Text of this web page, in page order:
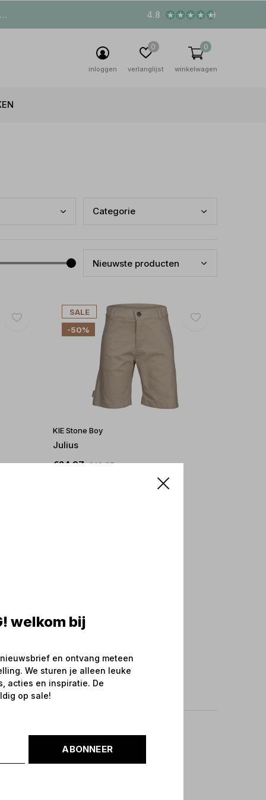
welkom bij
en ontvang meteen
We sturen je alleen leuke
acties en inspiratie. De
op sale!
ABONNEER
inloggen verlanglijst
0
winkelwagen
0
4.8
Categorie
SALE
-50%
KIE Stone Boy
Julius
€24,97 €49,95